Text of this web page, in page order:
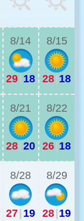
8/14
29| 18
8/15
28|18
8/21
28|20
8/22
26|18
8/28
27| 19
8/29
28|19